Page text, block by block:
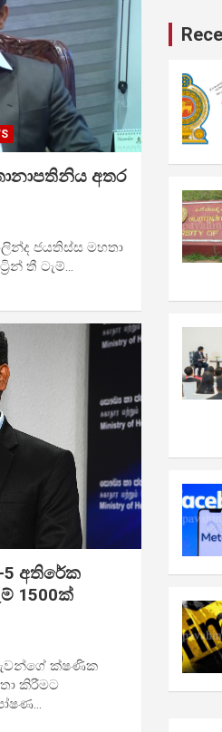
අතර
ජයතිස්ස මහතා
තී ටැම්…
අතිරේක
1500ක්
ක්ෂණික
කිරීමට